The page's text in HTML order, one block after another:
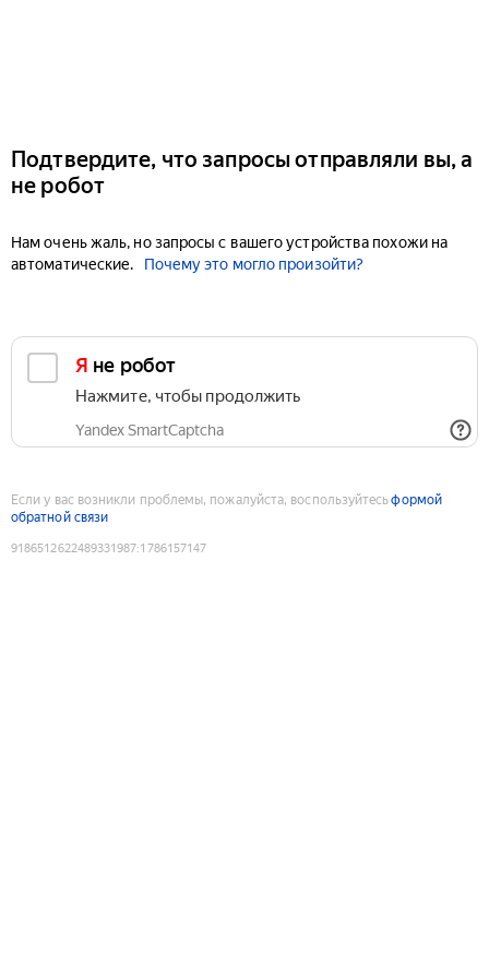
Подтвердите, что запросы отправляли вы, а
не робот
Нам очень жаль, но запросы с вашего устройства похожи на
автоматические.
Почему это могло произойти?
Я не робот
Нажмите, чтобы продолжить
Yandex SmartCaptcha
Если у вас возникли проблемы, пожалуйста, воспользуйтесьформой
обратной связи
9186512622489331987:1786157147